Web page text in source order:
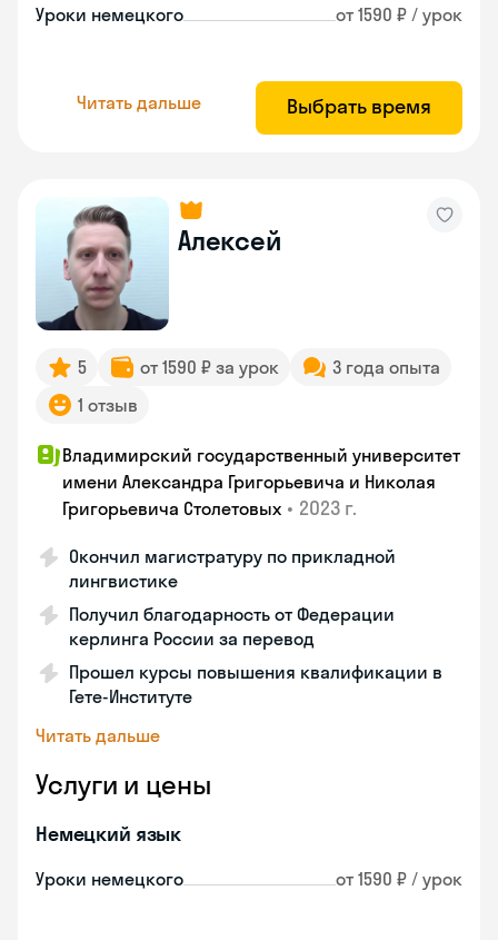
Уроки немецкого от 1590 ₽ / урок
Читать дальше Выбрать время
Алексей
5 от 1590 ₽ за урок
3 года опыта
1 отзыв
Владимирский государственный университет
имени Александра Григорьевича и Николая
Григорьевича Столетовых • 2023 г.
Окончил магистратуру по прикладной
лингвистике
Получил благодарность от Федерации
керлинга России за перевод
Прошел курсы повышения квалификации в
Гете-Институте
Читать дальше
Услуги и цены
Немецкий язык
Уроки немецкого от 1590 ₽ / урок